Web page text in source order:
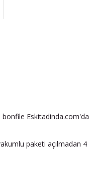
bonfile
paketi açılmadan